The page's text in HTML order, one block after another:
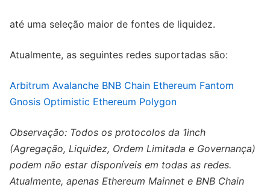
até uma seleção maior de fontes de liquidez.
Atualmente, as seguintes redes suportadas são:
Arbitrum Avalanche BNB Chain Ethereum Fantom
Gnosis Optimistic Ethereum Polygon
Observação: Todos os protocolos da 1inch
(Agregação, Liquidez, Ordem Limitada e Governança)
podem não estar disponíveis em todas as redes.
Atualmente, apenas Ethereum Mainnet e BNB Chain